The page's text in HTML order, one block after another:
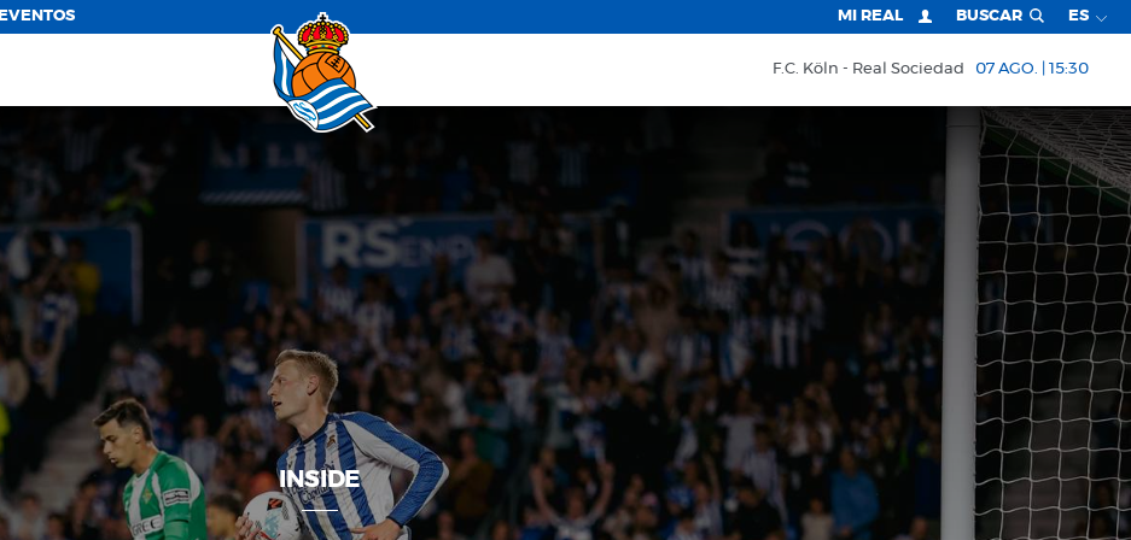
EVENTOS MI REAL BUSCAR ES
F.C. Köln Real Sociedad 07 AGO. | 15:30
INSIDE